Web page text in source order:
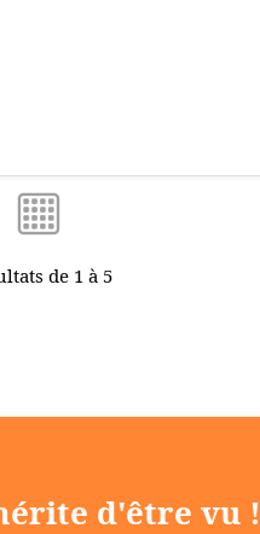
de 1 à 5
d'être vu !